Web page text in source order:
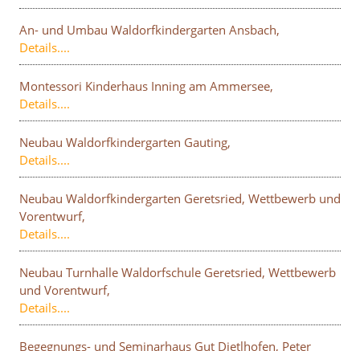
An- und Umbau Waldorfkindergarten Ansbach,
Details....
Montessori Kinderhaus Inning am Ammersee,
Details....
Neubau Waldorfkindergarten Gauting,
Details....
Neubau Waldorfkindergarten Geretsried, Wettbewerb und
Vorentwurf,
Details....
Neubau Turnhalle Waldorfschule Geretsried, Wettbewerb
und Vorentwurf,
Details....
Begegnungs- und Seminarhaus Gut Dietlhofen, Peter